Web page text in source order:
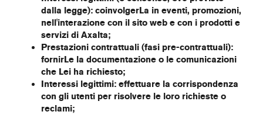
dalla legge): coinvolgerLa in eventi, promozioni,
nell'interazione con il sito web e con i prodotti e
servizi di Axalta;
Prestazioni contrattuali (fasi pre-contrattuali):
fornirLe la documentazione o le comunicazioni
che Lei ha richiesto;
Interessi legittimi: effettuare la corrispondenza
con gli utenti per risolvere le loro richieste o
reclami;